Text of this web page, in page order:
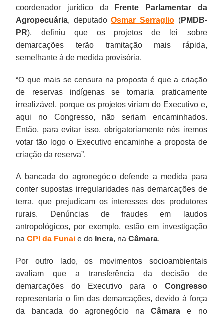
coordenador jurídico da
Frente Parlamentar da
Agropecuária, deputado Osmar Serraglio(PMDB-
PR), definiu que os projetos de lei sobre
demarcações terão tramitação mais rápida,
semelhante à de medida provisória.
“O que mais se censura na proposta é que a criação
de reservas indígenas se tornaria praticamente
irrealizável, porque os projetos viriam do Executivo e,
aqui no Congresso, não seriam encaminhados.
Então, para evitar isso, obrigatoriamente nós iremos
votar tão logo o Executivo encaminhe a proposta de
criação da reserva”.
A bancada do agronegócio defende a medida para
conter supostas irregularidades nas demarcações de
terra, que prejudicam os interesses dos produtores
rurais. Denúncias de fraudes em laudos
antropológicos, por exemplo, estão em investigação
naCPI da Funai e do Incra, naCâmara.
Por outro lado, os movimentos socioambientais
avaliam que a transferência da decisão de
demarcações do Executivo para o Congresso
representaria o fim das demarcações, devido à força
da bancada do agronegócio naCâmara e no